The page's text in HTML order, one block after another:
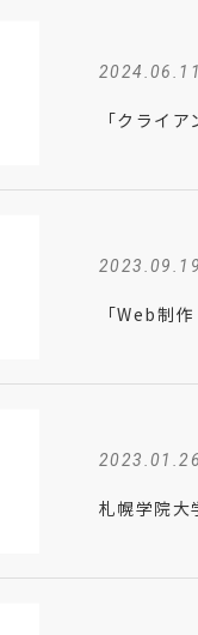
2024.06.11
「クライ
2023.09.19
「Web制
2023.01.26
札幌学院大